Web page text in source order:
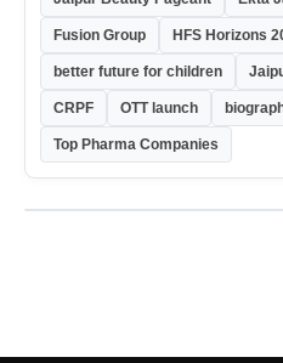
Fusion Group HFS Horizons
better future for children
CRPF OTT launch
Top Pharma Companies